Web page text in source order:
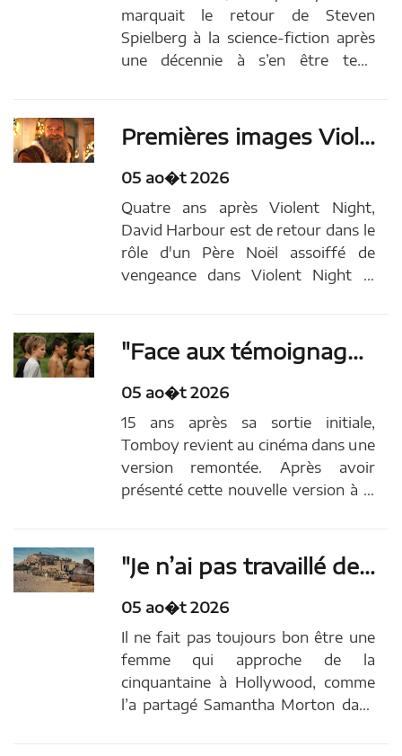
marquait le retour de Steven
Spielberg à la science-fiction après
une décennie à s’en être tenu
références à la pop culture, le film
porté par Tye Sheridan, Olivia
Cooke et Ben Mendelsohn se dér…
Premières images Violent night 2 : David Harbour est de retour dans la suite du film d'action et il est accompagné de Kristen Bell !
05 ao�t 2026
Quatre ans après Violent Night,
David Harbour est de retour dans le
rôle d'un Père Noël assoiffé de
vengeance dans Violent Night 2,
Tommy Wirkola, le long métrage se
déroule le Noël suivant les
événements du...
"Face aux témoignages de tous ces enfants et ados, j’ai décidé de repenser le film pour eux" : Tomboy ressort dans une nouvelle version, plus "tendre et inclusive"
05 ao�t 2026
15 ans après sa sortie initiale,
Tomboy revient au cinéma dans une
version remontée. Après avoir
présenté cette nouvelle version à la
remontage est enfin visible, en
exclusivité au cinéma MK2
Beaubourg à Paris.Pourquoi ce
"Je n’ai pas travaillé depuis un an" : l’étonnante révélation d’une des stars de L’Odyssée
05 ao�t 2026
Il ne fait pas toujours bon être une
femme qui approche de la
cinquantaine à Hollywood, comme
l’a partagé Samantha Morton dans